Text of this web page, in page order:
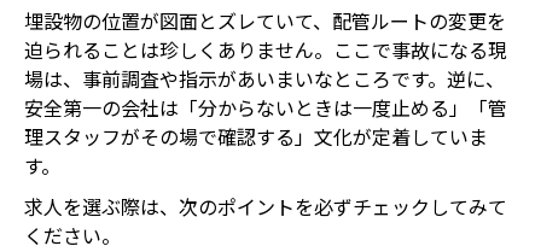
埋設物の位置が図面とズレていて、配管ルートの変更を
迫られることは珍しくありません。ここで事故になる現
場は、事前調査や指示があいまいなところです。逆に、
安全第一の会社は「分からないときは一度止める」「管
理スタッフがその場で確認する」文化が定着していま
す。
求人を選ぶ際は、次のポイントを必ずチェックしてみて
ください。